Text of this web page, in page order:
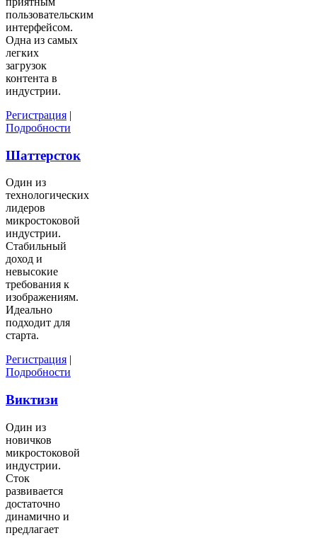
пользовательским
интерфейсом.
Одна из самых
легких
загрузок
контента в
индустрии.
Регистрация |
Подробности
Шаттерсток
Один из
технологических
лидеров
микростоковой
индустрии.
Стабильный
доход и
невысокие
требования к
изображениям.
Идеально
подходит для
старта.
Регистрация |
Подробности
Виктизи
Один из
новичков
микростоковой
индустрии.
Сток
развивается
достаточно
динамично и
предлагает